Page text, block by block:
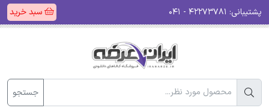
پشتیبانی: سبد خرید
جستجو